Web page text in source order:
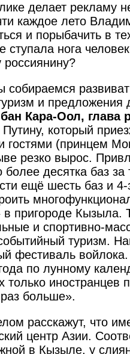
делает рекламу
каждое лето
и порыбачить в
нога
россиянину?
и предложения
Кара-Оол, глава
который
гостями (принцем
резко вырос.
более десятка баз за
ещё шесть баз и
пригороде Кызыла.
и спортивно-
туризм.
фестиваль
по лунному
только иностранцев
больше».
расскажут, что
центр Азии.
в Кызыле, у